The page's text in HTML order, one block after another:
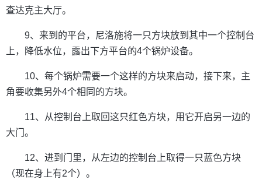
查达克主大厅。
9、来到的平台，尼洛施将一只方块放到其中一个控制台
上，降低水位，露出下方平台的4个锅炉设备。
10、每个锅炉需要一个这样的方块来启动，接下来，主
角要收集另外4个相同的方块。
11、从控制台上取回这只红色方块，用它开启另一边的
大门。
12、进到门里，从左边的控制台上取得一只蓝色方块
（现在身上有2个）。